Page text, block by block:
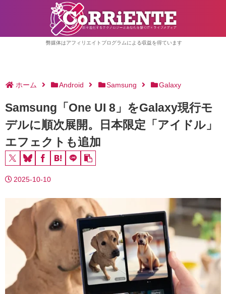
弊媒体はアフィリエイトプログラムによる収益を得ています
ホーム Android Samsung Galaxy
Samsung「One UI 8」をGalaxy現行モ
デルに順次展開。日本限定「アイドル」
エフェクトも追加
2025-10-10